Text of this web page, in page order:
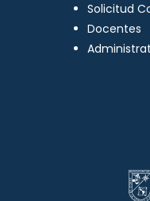
Solicitud
Docentes